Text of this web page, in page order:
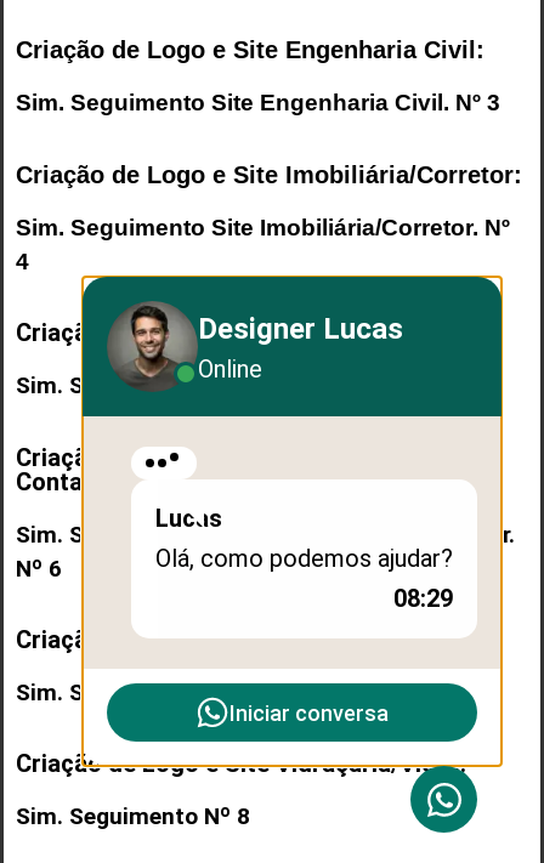
Criação de Logo e Site Engenharia Civil:
Sim. Seguimento Site Engenharia Civil . Nº 3
Criação de Logo e Site Imobiliária/Corretor:
Sim. Seguimento Site Imobiliária/Corretor. Nº
4
Criação de Logo e Site Energia Solar:
Sim. Seguimento Site Energia Solar. Nº 5
Criação de Logo e Site
Contabilidade/Contador:
Sim. Seguimento Site Contabilidade/Contador.
Nº 6
Criação de Logo e Site Nutricionista:
Sim. Seguimento Nº 7
Criação de Logo e Site Vidraçaria/Vidro:
Sim. Seguimento Nº 8
Designer Lucas
Online
Lucas
Olá, como podemos ajudar?
08:29
Iniciar conversa